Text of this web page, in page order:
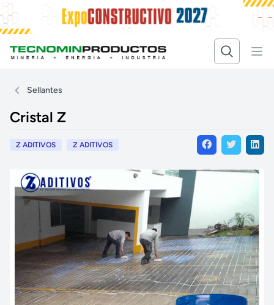
Sellantes
Cristal Z
Z ADITIVOS Z ADITIVOS